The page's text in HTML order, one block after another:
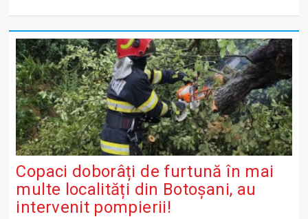
Copaci doborâți de furtună în mai
multe localități din Botoșani, au
intervenit pompierii!